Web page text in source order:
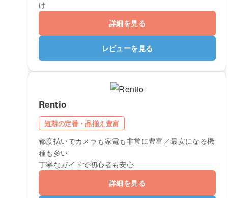
け
詳細を見る
レビューを見る
Rentio
短期の定番・品揃え豊富
都度払いでカメラも家電も非常に豊富／最安になる機
種も多い
丁寧なガイドで初心者も安心
詳細を見る